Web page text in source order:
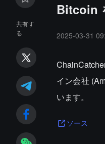
共有す
る
Bitcoin
2025-03-31
イン会社
います。
ソース